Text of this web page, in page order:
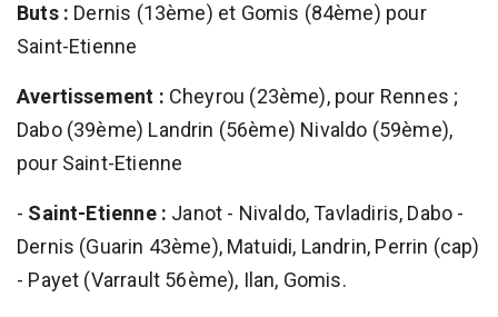
Buts : Dernis (13ème) et Gomis (84ème) pour
Saint-Etienne
Avertissement : Cheyrou (23ème), pour Rennes ;
Dabo (39ème) Landrin (56ème) Nivaldo (59ème),
pour Saint-Etienne
- Saint-Etienne : Janot - Nivaldo, Tavladiris, Dabo -
Dernis (Guarin 43ème), Matuidi, Landrin, Perrin (cap)
- Payet (Varrault 56ème), Ilan, Gomis.